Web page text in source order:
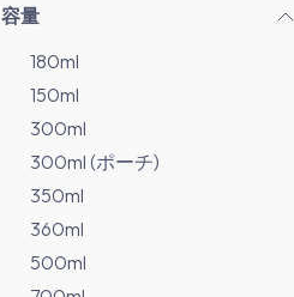
容量
180ml
150ml
300ml
300ml (ポーチ)
350ml
360ml
500ml